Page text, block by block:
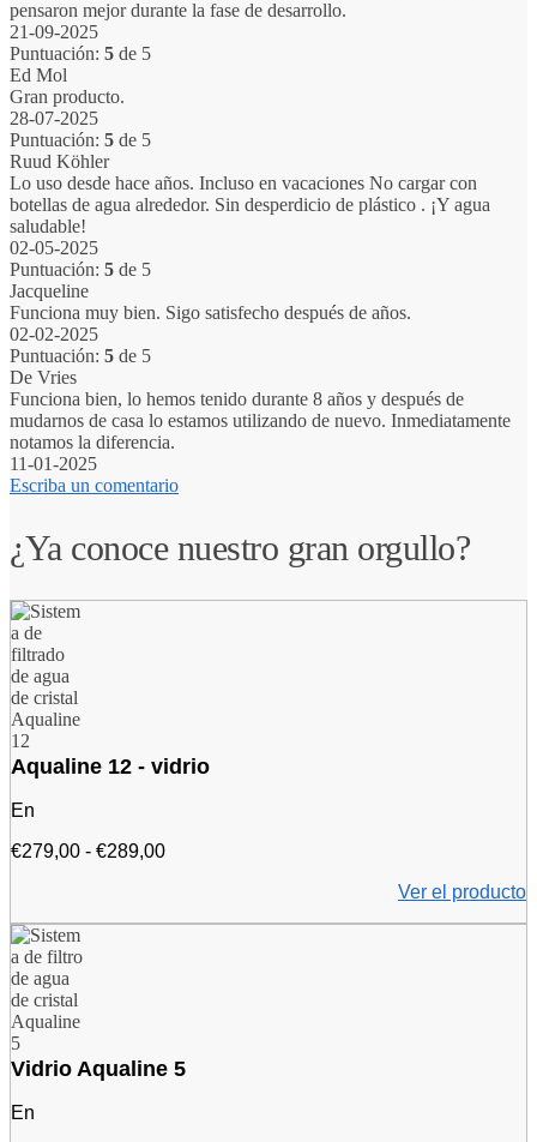
pensaron mejor durante la fase de desarrollo.
21-09-2025
Puntuación: 5 de 5
Ed Mol
Gran producto.
28-07-2025
Puntuación: 5 de 5
Ruud Köhler
Lo uso desde hace años. Incluso en vacaciones No cargar con
botellas de agua alrededor. Sin desperdicio de plástico . ¡Y agua
saludable!
02-05-2025
Puntuación: 5 de 5
Jacqueline
Funciona muy bien. Sigo satisfecho después de años.
02-02-2025
Puntuación: 5 de 5
De Vries
Funciona bien, lo hemos tenido durante 8 años y después de
mudarnos de casa lo estamos utilizando de nuevo. Inmediatamente
notamos la diferencia.
11-01-2025
Escriba un comentario
¿Ya conoce nuestro gran orgullo?
Aqualine 12 - vidrio
En
€279,00 - €289,00P
7
Ver el producto
Vidrio Aqualine 5
En